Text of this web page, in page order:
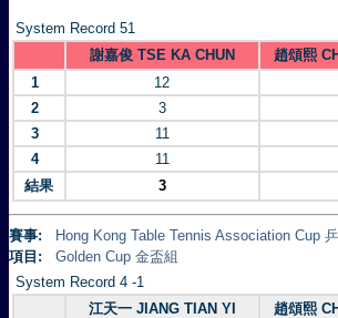
System Record 51
謝嘉俊 TSE KA CHUN
趙頌熙
1
12
2
3
3
11
4
11
結果
3
賽事:
Hong Kong Table Tennis Association Cup
項目:
Golden Cup 金盃組
System Record 4 -1
江天一 JIANG TIAN YI
趙頌熙